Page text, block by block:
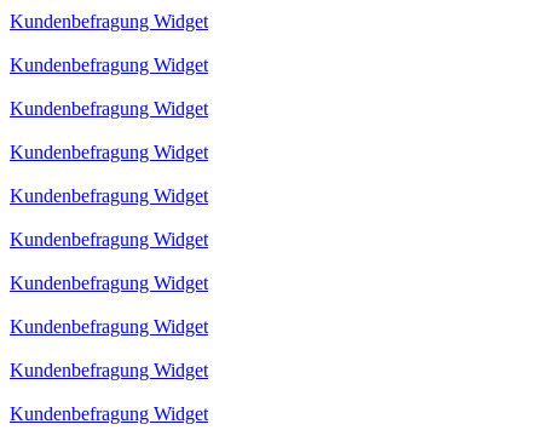
Kundenbefragung Widget
Kundenbefragung Widget
Kundenbefragung Widget
Kundenbefragung Widget
Kundenbefragung Widget
Kundenbefragung Widget
Kundenbefragung Widget
Kundenbefragung Widget
Kundenbefragung Widget
Kundenbefragung Widget